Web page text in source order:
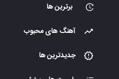
برترین ها
آهنگ های محبوب
جدیدترین ها